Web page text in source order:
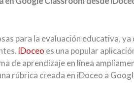
para la evaluación educativa,
iDoceo es una popular
de aprendizaje en línea
rúbrica creada en iDoceo a